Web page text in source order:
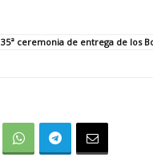
35ª ceremonia de entrega de los